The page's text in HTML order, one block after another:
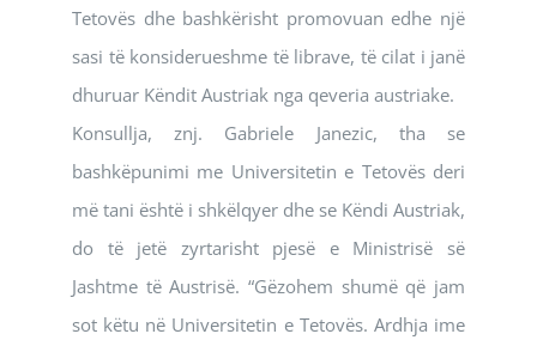
Tetovës dhe bashkërisht promovuan edhe një
sasi të konsiderueshme të librave, të cilat i janë
dhuruar Këndit Austriak nga qeveria austriake.
Konsullja, znj. Gabriele Janezic, tha se
bashkëpunimi me Universitetin e Tetovës deri
më tani është i shkëlqyer dhe se Këndi Austriak,
do të jetë zyrtarisht pjesë e Ministrisë së
Jashtme të Austrisë. “Gëzohem shumë që jam
sot këtu në Universitetin e Tetovës. Ardhja ime